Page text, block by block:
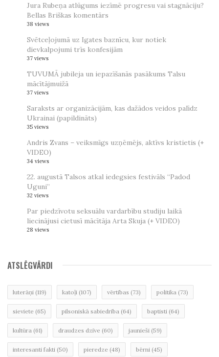
Jura Rubeņa atlūgums iezīmē progresu vai stagnāciju?
Bellas Briškas komentārs
38 views
Svētceļojumā uz Igates baznīcu, kur notiek
dievkalpojumi trīs konfesijām
37 views
TUVUMĀ jubileja un iepazīšanās pasākums Talsu
mācītājmuižā
37 views
Saraksts ar organizācijām, kas dažādos veidos palīdz
Ukrainai (papildināts)
35 views
Andris Zvans – veiksmīgs uzņēmējs, aktīvs kristietis (+
VIDEO)
34 views
22. augustā Talsos atkal iedegsies festivāls “Padod
Uguni”
32 views
Par piedzīvotu seksuālu vardarbību studiju laikā
liecinājusi cietusī mācītāja Arta Skuja (+ VIDEO)
28 views
ATSLĒGVĀRDI
luterāņi (119) katoļi (107) vērtības (73) politika (73)
sieviete (65) pilsoniskā sabiedrība (64) baptisti (64)
kultūra (61) draudzes dzīve (60) jaunieši (59)
interesanti fakti (50) pieredze (48) bērni (45)